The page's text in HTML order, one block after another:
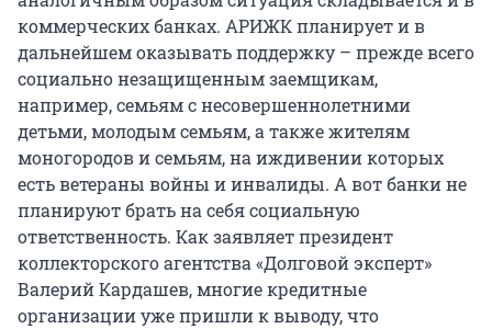
коммерческих банках. АРИЖК планирует и в
дальнейшем оказывать поддержку – прежде всего
социально незащищенным заемщикам,
например, семьям с несовершеннолетними
детьми, молодым семьям, а также жителям
моногородов и семьям, на иждивении которых
есть ветераны войны и инвалиды. А вот банки не
планируют брать на себя социальную
ответственность. Как заявляет президент
коллекторского агентства «Долговой эксперт»
Валерий Кардашев, многие кредитные
организации уже пришли к выводу, что